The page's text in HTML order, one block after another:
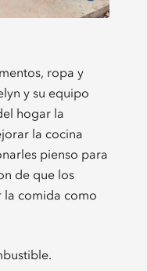
ropa y
y su equipo
hogar la
la cocina
pienso para
de que los
la comida como